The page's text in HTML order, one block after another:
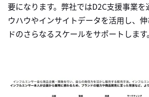
要になります。弊社ではD2C支援事業を
ウハウやインサイトデータを活用し、
ドのさらなるスケールをサポートします。